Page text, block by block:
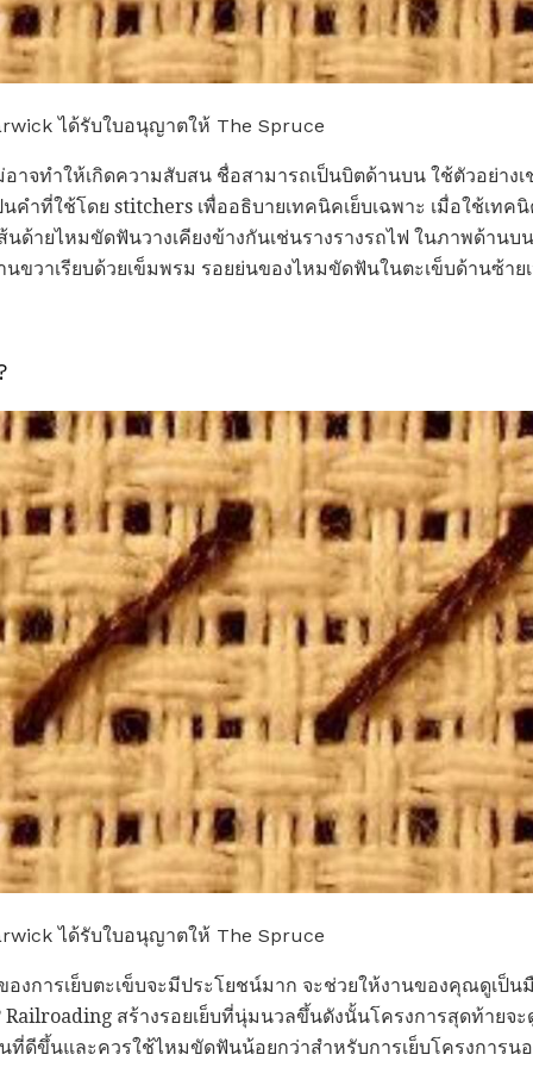
ได้รับใบอนุญาตให้ The Spruce
าจทำให้เกิดความสับสน ชื่อสามารถเป็นบิตด้านบน ใช้ตัวอย่างเ
คำที่ใช้โดย stitchers เพื่ออธิบายเทคนิคเย็บเฉพาะ เมื่อใช้เทค
นด้ายไหมขัดฟันวางเคียงข้างกันเช่นรางรางรถไฟ ในภาพด้านบ
นขวาเรียบด้วยเข็มพรม รอยย่นของไหมขัดฟันในตะเข็บด้านซ้า
ได้รับใบอนุญาตให้ The Spruce
การเย็บตะเข็บจะมีประโยชน์มาก จะช่วยให้งานของคุณดูเป็
Railroading สร้างรอยเย็บที่นุ่มนวลขึ้นดังนั้นโครงการสุดท้ายจ
ดีขึ้นและควรใช้ไหมขัดฟันน้อยกว่าสำหรับการเย็บโครงการน